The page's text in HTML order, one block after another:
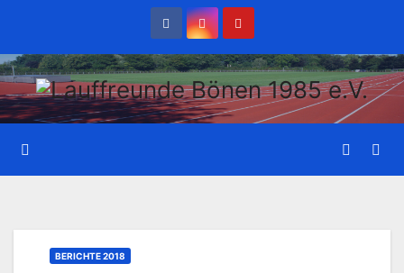
wechseln
BERICHTE 2018